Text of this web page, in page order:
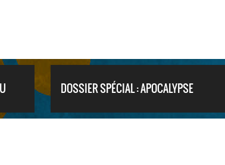
DOSSIER SPÉCIAL : APOCALYPSE